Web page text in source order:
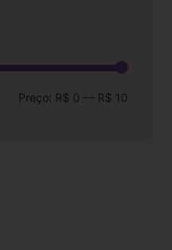
Preço: R$ 0 — R$ 10